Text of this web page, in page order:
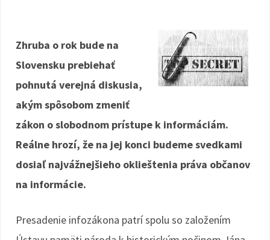
o
o e
Zhruba o rok bude na
Slovensku prebiehať
pohnutá verejná diskusia,
akým spôsobom zmeniť
zákon o slobodnom prístupe k informáciám.
Reálne hrozí, že na jej konci budeme svedkami
dosiaľ najvážnejšieho oklieštenia práva občanov
na informácie.
Presadenie infozákona patrí spolu so založením